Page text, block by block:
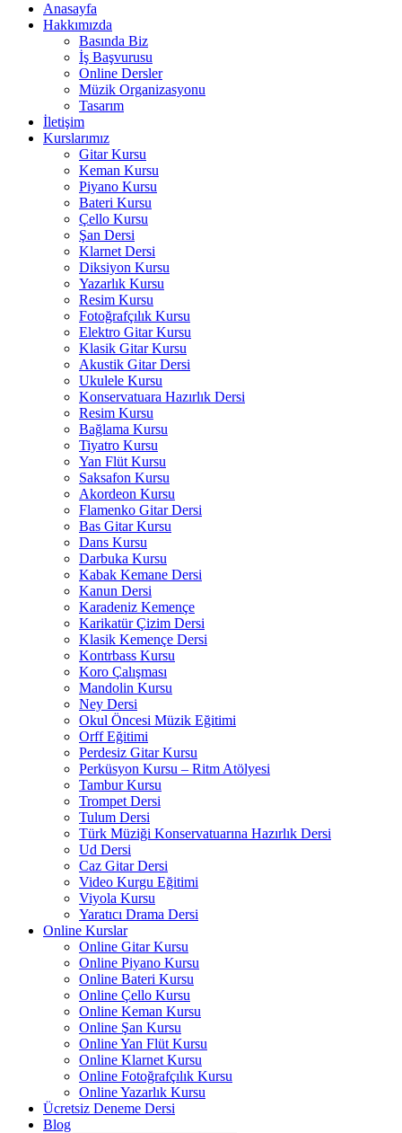
Anasayfa
Hakkımızda
Basında Biz
İş Başvurusu
Online Dersler
Müzik Organizasyonu
Tasarım
İletişim
Kurslarımız
Gitar Kursu
Keman Kursu
Piyano Kursu
Bateri Kursu
Çello Kursu
Şan Dersi
Klarnet Dersi
Diksiyon Kursu
Yazarlık Kursu
Resim Kursu
Fotoğrafçılık Kursu
Elektro Gitar Kursu
Klasik Gitar Kursu
Akustik Gitar Dersi
Ukulele Kursu
Konservatuara Hazırlık Dersi
Resim Kursu
Bağlama Kursu
Tiyatro Kursu
Yan Flüt Kursu
Saksafon Kursu
Akordeon Kursu
Flamenko Gitar Dersi
Bas Gitar Kursu
Dans Kursu
Darbuka Kursu
Kabak Kemane Dersi
Kanun Dersi
Karadeniz Kemençe
Karikatür Çizim Dersi
Klasik Kemençe Dersi
Kontrbass Kursu
Koro Çalışması
Mandolin Kursu
Ney Dersi
Okul Öncesi Müzik Eğitimi
Orff Eğitimi
Perdesiz Gitar Kursu
Perküsyon Kursu – Ritm Atölyesi
Tambur Kursu
Trompet Dersi
Tulum Dersi
Türk Müziği Konservatuarına Hazırlık Dersi
Ud Dersi
Caz Gitar Dersi
Video Kurgu Eğitimi
Viyola Kursu
Yaratıcı Drama Dersi
Online Kurslar
Online Gitar Kursu
Online Piyano Kursu
Online Bateri Kursu
Online Çello Kursu
Online Keman Kursu
Online Şan Kursu
Online Yan Flüt Kursu
Online Klarnet Kursu
Online Fotoğrafçılık Kursu
Online Yazarlık Kursu
Ücretsiz Deneme Dersi
Blog